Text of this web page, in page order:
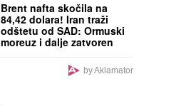
Brent nafta skočila na
84,42 dolara! Iran traži
odštetu od SAD: Ormuski
moreuz i dalje zatvoren
by Aklamator